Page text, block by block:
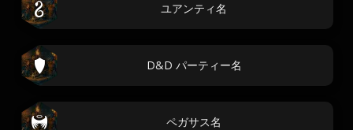
ユアンティ名
D&D パーティー名
ペガサス名